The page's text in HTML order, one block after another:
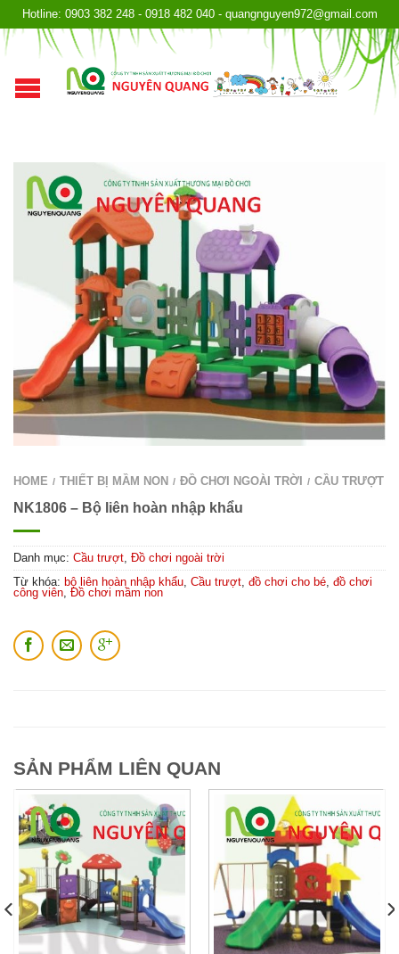
Hotline: 0903 382 248 - 0918 482 040 - quangnguyen972@gmail.com
HOME / THIẾT BỊ MẦM NON / ĐỒ CHƠI NGOÀI TRỜI / CẦU TRƯỢT
NK1806 – Bộ liên hoàn nhập khẩu
Danh mục: Cầu trượt, Đồ chơi ngoài trời
Từ khóa: bộ liên hoàn nhập khẩu, Cầu trượt, đồ chơi cho bé, đồ chơi
công viên, Đồ chơi mầm non
SẢN PHẨM LIÊN QUAN